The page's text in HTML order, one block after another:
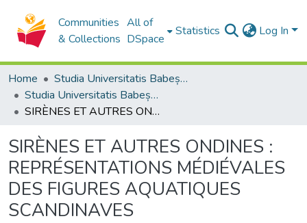
Communities
& Collections
All of
DSpace
Statistics Log In
Home
Studia Universitatis Babeș-Bolyai Collection
Studia Universitatis Babeș-Bolyai Philologia
SIRÈNES ET AUTRES ONDINES : REPRÉSENTATIONS MÉDIÉVALES DES FIGURES AQUATIQUES SCANDINAVES
SIRÈNES ET AUTRES ONDINES :
REPRÉSENTATIONS MÉDIÉVALES
DES FIGURES AQUATIQUES
SCANDINAVES